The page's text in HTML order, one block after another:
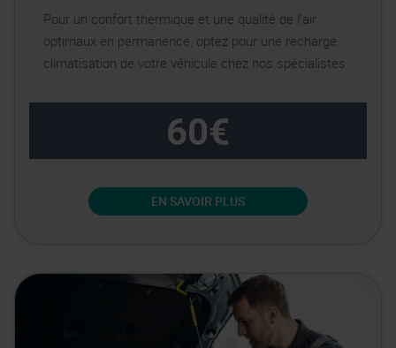
Pour un confort thermique et une qualité de l’air
optimaux en permanence, optez pour une recharge
climatisation de votre véhicule chez nos spécialistes.
60€
EN SAVOIR PLUS